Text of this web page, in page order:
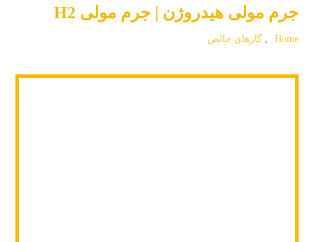
جرم مولی هیدروژن | جرم مولی H2
Home
,گازهای خالص